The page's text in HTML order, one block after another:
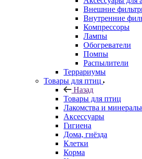
Внешние
Внутренние
Компрессоры
Лампы
Обогреватели
Помпы
Распылители
Террариумы
Товары для птиц
Назад
Товары для птиц
Лакомства и
Аксессуары
Гигиена
Дома, гнёзда
Клетки
Корма